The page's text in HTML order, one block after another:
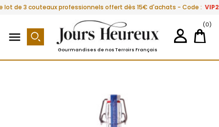
lot de 3 couteaux professionnels offert dès 15€ d'achats - Code :

Gourmandises de nos Terroirs Français
(0)